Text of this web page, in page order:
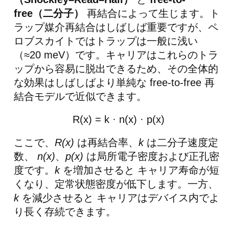
free（二分子）
再結合によって生じます。ト
ラップ媒介再結合はしばしば重要ですが、ペ
ロブスカイトではトラップは一般に浅い
（≈20 meV）です。キャリアはこれらのトラ
ップから容易に脱出できるため、その全体的
な効果はしばしばより単純な free-to-free 再
結合モデルで近似できます。
R(x) = k · n(x) · p(x)
ここで、 R(x) は再結合率、 kは二分子速度定
数、 n(x)、 p(x) は局所電子密度および正孔密
度です。 kを増加させると キャリア寿命が短
くなり、定常状態密度が低下します。一方、
kを減少させると キャリアはデバイス内でよ
り長く存続できます。